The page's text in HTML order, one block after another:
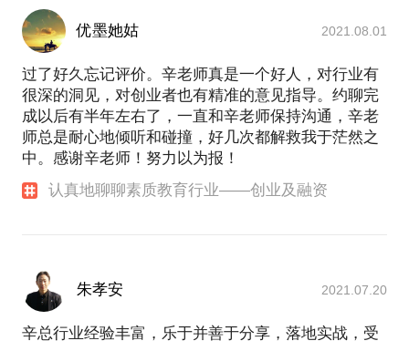
优墨她姑 2021.08.01
过了好久忘记评价。辛老师真是一个好人，对行业有
很深的洞见，对创业者也有精准的意见指导。约聊完
成以后有半年左右了，一直和辛老师保持沟通，辛老
师总是耐心地倾听和碰撞，好几次都解救我于茫然之
中。感谢辛老师！努力以为报！
认真地聊聊素质教育行业——创业及融资
朱孝安 2021.07.20
辛总行业经验丰富，乐于并善于分享，落地实战，受